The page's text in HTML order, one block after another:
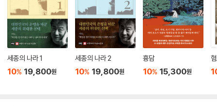
세종의 나라 1
10% 19,800원
세종의 나라 2
10% 19,800원
흉담
10% 15,300원